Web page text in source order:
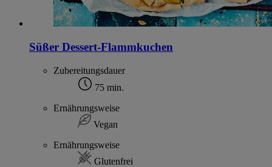
Süßer Dessert-Flammkuchen
Zubereitungsdauer
75 min.
Ernährungsweise
Vegan
Ernährungsweise
Glutenfrei